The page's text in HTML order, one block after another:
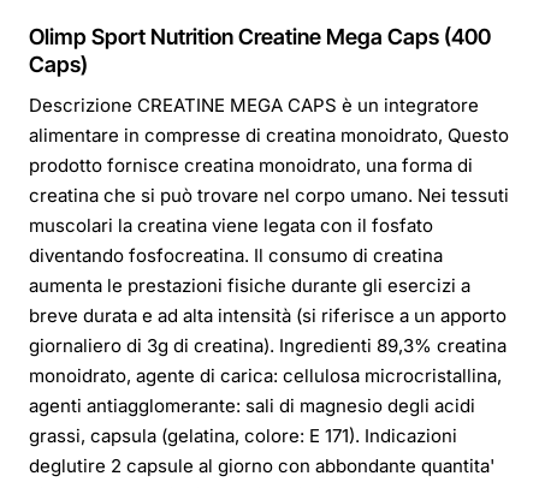
Olimp Sport Nutrition Creatine Mega Caps (400
Caps)
Descrizione CREATINE MEGA CAPS è un integratore
alimentare in compresse di creatina monoidrato, Questo
prodotto fornisce creatina monoidrato, una forma di
creatina che si può trovare nel corpo umano. Nei tessuti
muscolari la creatina viene legata con il fosfato
diventando fosfocreatina. Il consumo di creatina
aumenta le prestazioni fisiche durante gli esercizi a
breve durata e ad alta intensità (si riferisce a un apporto
giornaliero di 3g di creatina). Ingredienti 89,3% creatina
monoidrato, agente di carica: cellulosa microcristallina,
agenti antiagglomerante: sali di magnesio degli acidi
grassi, capsula (gelatina, colore: E 171). Indicazioni
deglutire 2 capsule al giorno con abbondante quantita'